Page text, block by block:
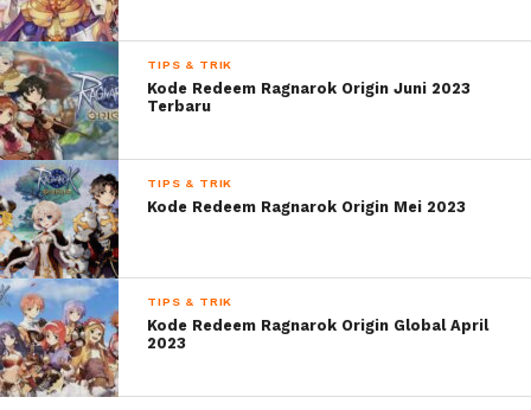
TIPS & TRIK
Kode Redeem Ragnarok Origin Juni 2023
Terbaru
TIPS & TRIK
Kode Redeem Ragnarok Origin Mei 2023
TIPS & TRIK
Kode Redeem Ragnarok Origin Global April
2023